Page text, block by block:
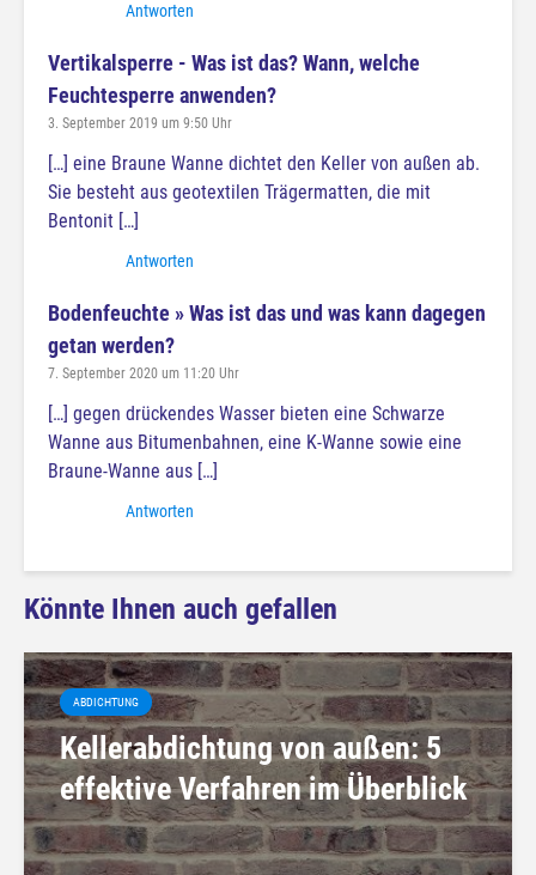
Antworten
Vertikalsperre - Was ist das? Wann, welche
Feuchtesperre anwenden?
3. September 2019 um 9:50 Uhr
[…] eine Braune Wanne dichtet den Keller von außen ab.
Sie besteht aus geotextilen Trägermatten, die mit
Bentonit […]
Antworten
Bodenfeuchte » Was ist das und was kann dagegen
getan werden?
7. September 2020 um 11:20 Uhr
[…] gegen drückendes Wasser bieten eine Schwarze
Wanne aus Bitumenbahnen, eine K-Wanne sowie eine
Braune-Wanne aus […]
Antworten
Könnte Ihnen auch gefallen
ABDICHTUNG
Kellerabdichtung von außen: 5
effektive Verfahren im Überblick